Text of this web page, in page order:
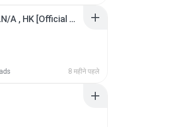
KRK - เธอทิ้งฉันไว้ Ft.N/A , HK [Official MV]
8 महीने पहले